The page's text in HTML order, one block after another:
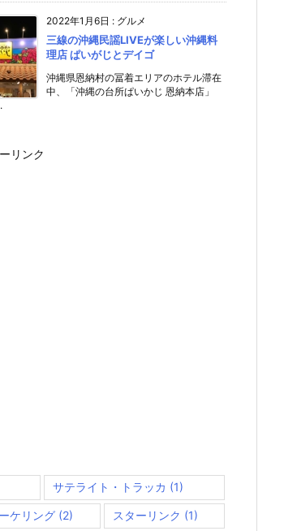
2022年1月6日 : グルメ
三線の沖縄民謡LIVEが楽しい沖縄料
理店 ぱいがじとデイゴ
沖縄県恩納村の冨着エリアのホテル滞在
中、「沖縄の台所ぱいかじ 恩納本店」
リンク
サテライト・トラッカ (1)
ケリング (2) スターリンク (1)